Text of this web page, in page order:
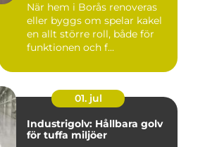
När hem i Borås renoveras
eller byggs om spelar kakel
en allt större roll, både för
funktionen och f...
01. jul
Industrigolv: Hållbara golv
för tuffa miljöer